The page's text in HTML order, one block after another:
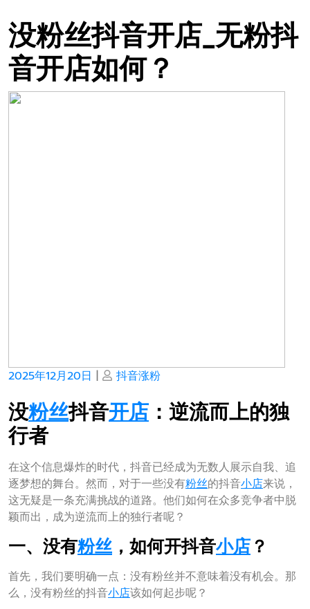
没粉丝抖音开店_无粉抖
音开店如何？
Posted
2025年12月20日 | Posted
抖音涨粉
没粉丝抖音开店 ：逆流而上的独
行者
在这个信息爆炸的时代，抖音已经成为无数人展示自我、追
逐梦想的舞台。然而，对于一些没有粉丝的抖音小店来说，
这无疑是一条充满挑战的道路。他们如何在众多竞争者中脱
颖而出，成为逆流而上的独行者呢？
一、没有粉丝 ，如何开抖音小店？
首先，我们要明确一点：没有粉丝并不意味着没有机会。那
么，没有粉丝的抖音小店该如何起步呢？